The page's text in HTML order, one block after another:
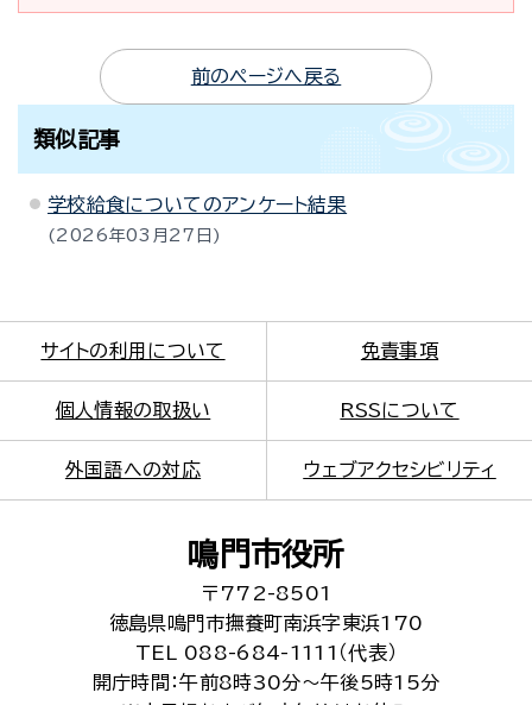
前のページへ戻る
類似記事
学校給食についてのアンケート結果
2026年03月27日
サイトの利用について 免責事項
個人情報の取扱い RSSについて
外国語への対応 ウェブアクセシビリティ
鳴門市役所
〒772-8501
徳島県鳴門市撫養町南浜字東浜170
TEL 088-684-1111（代表）
開庁時間：午前8時30分～午後5時15分